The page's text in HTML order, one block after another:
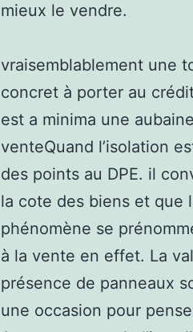
mieux le vendre.
vraisemblablement une
concret à porter au
est a minima une
venteQuand l’isolation
des points au DPE. il
la cote des biens et que
phénomène se
à la vente en effet. La
présence de panneaux
une occasion pour